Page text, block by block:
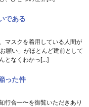
である
マスクを着用している人間が
願い」がほとんど建前として
となくわかっ[…]
った件
行合一〜を御覧いただきあり